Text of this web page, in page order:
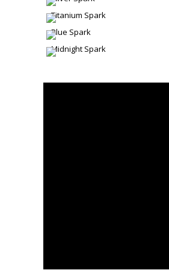
Titanium Spark
Blue Spark
Midnight Spark